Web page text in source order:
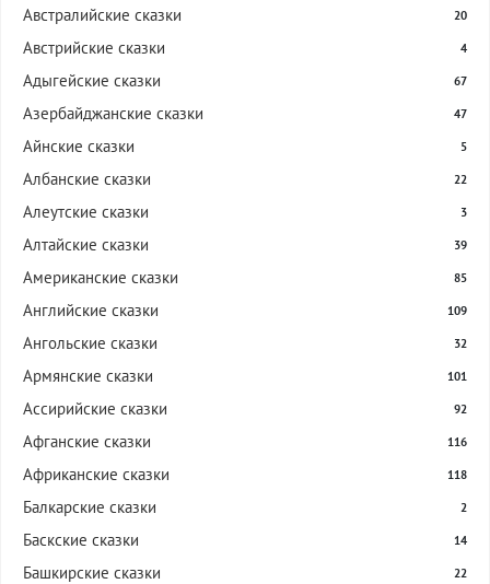
Австралийские сказки 20
Австрийские сказки 4
Адыгейские сказки 67
Азербайджанские сказки 47
Айнские сказки 5
Албанские сказки 22
Алеутские сказки 3
Алтайские сказки 39
Американские сказки 85
Английские сказки 109
Ангольские сказки 32
Армянские сказки 101
Ассирийские сказки 92
Афганские сказки 116
Африканские сказки 118
Балкарские сказки 2
Баскские сказки 14
Башкирские сказки 22